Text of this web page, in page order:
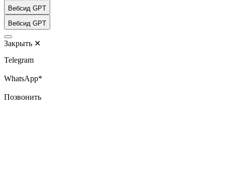
Вебсид GPT
Вебсид GPT
Закрыть ✕
Telegram
WhatsApp*
Позвонить